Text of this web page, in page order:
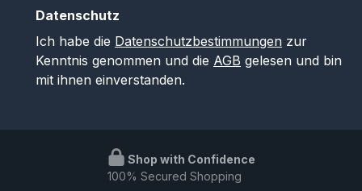
Datenschutz
Ich habe die Datenschutzbestimmungen zur
Kenntnis genommen und die AGB gelesen und bin
mit ihnen einverstanden.
Shop with Confidence
100% Secured Shopping